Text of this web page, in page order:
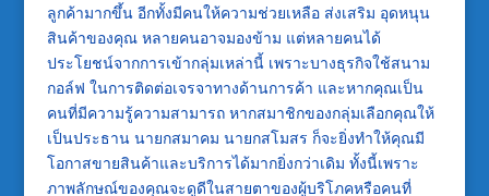
ลูกค้ามากขึ้น อีกทั้งมีคนให้ความช่วยเหลือ ส่งเสริม อุดหนุน
สินค้าของคุณ หลายคนอาจมองข้าม แต่หลายคนได้
ประโยชน์จากการเข้ากลุ่มเหล่านี้ เพราะบางธุรกิจใช้สนาม
กอล์ฟ ในการติดต่อเจรจาทางด้านการค้า และหากคุณเป็น
คนที่มีความรู้ความสามารถ หากสมาชิกของกลุ่มเลือกคุณให้
เป็นประธาน นายกสมาคม นายกสโมสร ก็จะยิ่งทำให้คุณมี
โอกาสขายสินค้าและบริการได้มากยิ่งกว่าเดิม ทั้งนี้เพราะ
ภาพลักษณ์ของคุณจะดูดีในสายตาของผู้บริโภคหรือคนที่